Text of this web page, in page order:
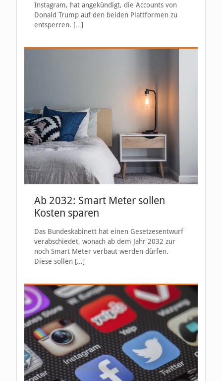
Instagram, hat angekündigt, die Accounts von
Donald Trump auf den beiden Plattformen zu
entsperren. […]
Ab 2032: Smart Meter sollen
Kosten sparen
Das Bundeskabinett hat einen Gesetzesentwurf
verabschiedet, wonach ab dem Jahr 2032 zur
noch Smart Meter verbaut werden dürfen.
Diese sollen […]